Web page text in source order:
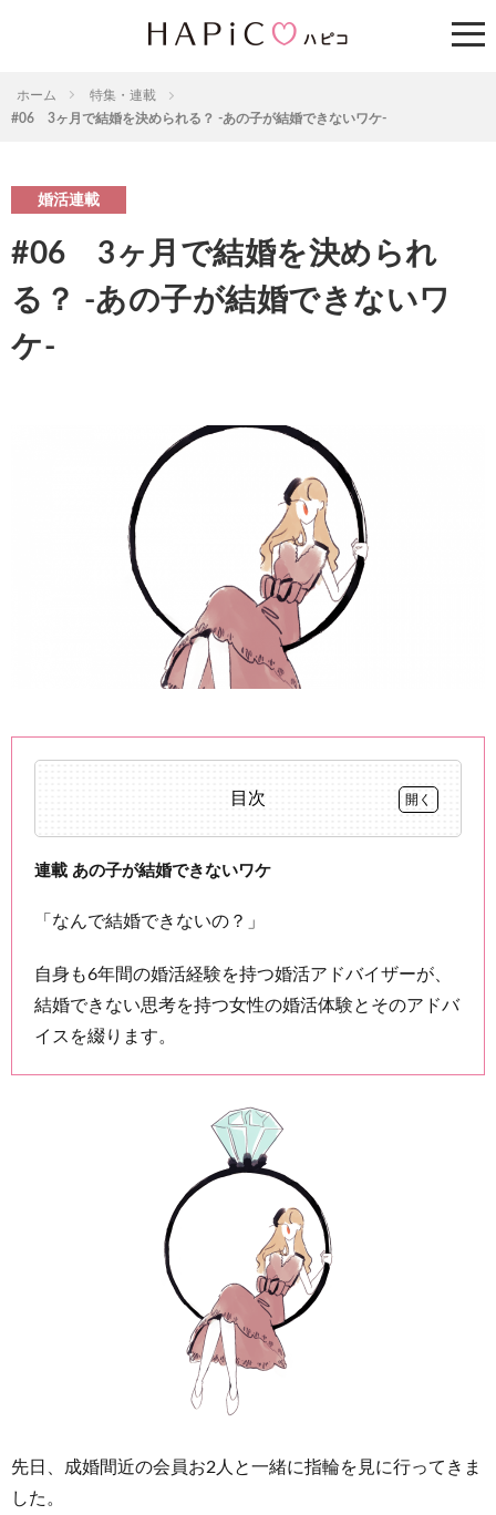
ホーム
特集・連載
#06 3ヶ月で結婚を決められる？ -あの子が結婚できないワケ-
婚活連載
#06 3ヶ月で結婚を決められ
る？ -あの子が結婚できないワ
ケ-
目次
0.0.1
あの子
できな
1
連載 あの子が結婚できないワケ
「なんで結婚できないの？」
自身も6年間の婚活経験を持つ婚活アドバイザーが、
結婚できない思考を持つ女性の婚活体験とそのアドバ
イスを綴ります。
先日、成婚間近の会員お2人と一緒に指輪を見に行ってきま
した。